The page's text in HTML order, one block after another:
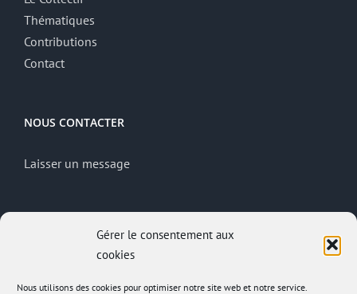
Gérer le consentement aux
cookies
Nous utilisons des cookies pour optimiser notre site web et notre service.
Thématiques
Contributions
Contact
NOUS CONTACTER
Laisser un message
Mentions légales
Politique de confidentialité